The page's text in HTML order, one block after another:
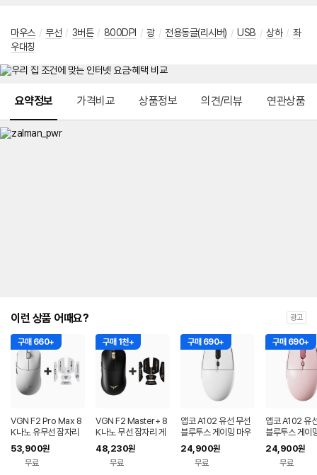
마우스 / 무선 / 3버튼 / 800DPI / 광 / 전용동글(리시버) / USB / 상하 / 좌
우대칭
요약정보 가격비교 상품정보 의견/리뷰 연관상품
이런 상품 어때요? 광고
구매 660+
VGN F2 Pro Max 8
K나노 유무선 잠자리
게이밍 마우스 화이트
53,900원
무료
구매 1천+
VGN F2 Master+ 8
K나노 무선 잠자리 게
이밍 마우스+그립테이
프 블랙
48,230원
무료
구매 690+
앱코 A102 유선 무선
블루투스 게이밍 마우
스 화이트
24,900원
무료
구매 690+
앱코 A102 유
블루투스 게이
스 핑크
24,900원
무료